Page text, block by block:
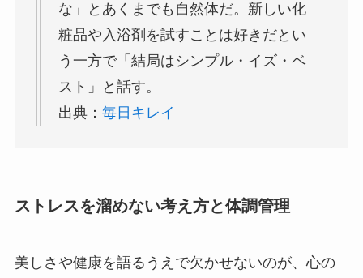
な」とあくまでも自然体だ。新しい化
粧品や入浴剤を試すことは好きだとい
う一方で「結局はシンプル・イズ・ベ
スト」と話す。
出典： 毎日キレイ
ストレスを溜めない考え方と体調管理
美しさや健康を語るうえで欠かせないのが、心の